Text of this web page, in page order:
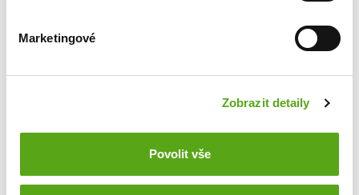
Marketingové
Zobrazit detaily
Povolit vše
VŠ